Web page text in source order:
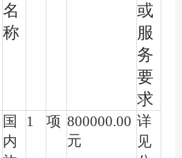
名
称
或
服
务
要
求
国
内
1 项 800000.00
元
详
见